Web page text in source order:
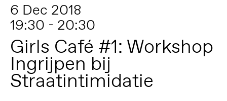
6 Dec 2018
19:30 - 20:30
Girls Café #1: Workshop
Ingrijpen bij
Straatintimidatie